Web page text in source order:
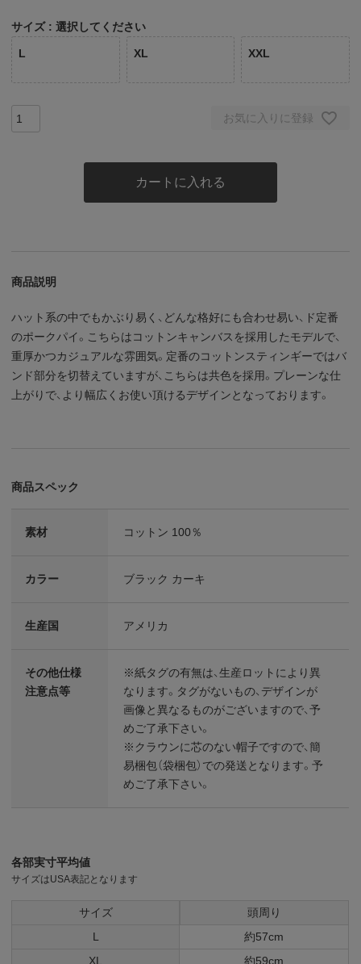
サイズ 選択してください
L XL XXL
お気に入りに登録
カートに入れる
商品説明
ハット系の中でもかぶり易く、どんな格好にも合わせ易い、ド定番
のポークパイ。こちらはコットンキャンバスを採用したモデルで、
重厚かつカジュアルな雰囲気。定番のコットンスティンギーではバ
ンド部分を切替えていますが、こちらは共色を採用。プレーンな仕
上がりで、より幅広くお使い頂けるデザインとなっております。
商品スペック
素材 コットン 100％
カラー ブラック カーキ
生産国 アメリカ
その他仕様
注意点等
※紙タグの有無は、生産ロットにより異
なります。タグがないもの、デザインが
画像と異なるものがございますので、予
めご了承下さい。
※クラウンに芯のない帽子ですので、簡
易梱包（袋梱包）での発送となります。予
めご了承下さい。
各部実寸平均値
サイズはUSA表記となります
サイズ
頭周り
L
約57cm
XL
約59cm